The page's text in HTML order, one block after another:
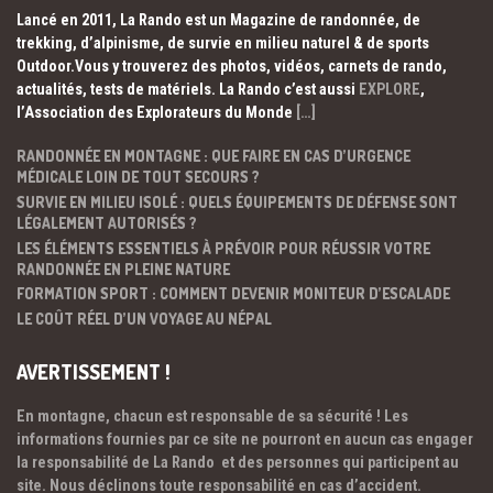
Lancé en 2011, La Rando est un Magazine de randonnée, de
trekking, d’alpinisme, de survie en milieu naturel & de sports
Outdoor.Vous y trouverez des photos, vidéos, carnets de rando,
actualités, tests de matériels. La Rando c’est aussi EXPLORE,
l’Association des Explorateurs du Monde […]
RANDONNÉE EN MONTAGNE : QUE FAIRE EN CAS D’URGENCE
MÉDICALE LOIN DE TOUT SECOURS ?
SURVIE EN MILIEU ISOLÉ : QUELS ÉQUIPEMENTS DE DÉFENSE SONT
LÉGALEMENT AUTORISÉS ?
LES ÉLÉMENTS ESSENTIELS À PRÉVOIR POUR RÉUSSIR VOTRE
RANDONNÉE EN PLEINE NATURE
FORMATION SPORT : COMMENT DEVENIR MONITEUR D’ESCALADE
LE COÛT RÉEL D’UN VOYAGE AU NÉPAL
AVERTISSEMENT !
En montagne, chacun est responsable de sa sécurité ! Les
informations fournies par ce site ne pourront en aucun cas engager
la responsabilité de La Rando et des personnes qui participent au
site. Nous déclinons toute responsabilité en cas d’accident.